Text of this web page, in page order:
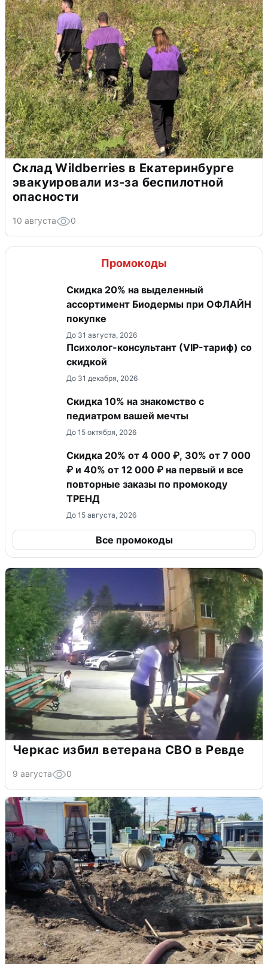
Склад Wildberries в Екатеринбурге
эвакуировали из-за беспилотной
опасности
10 августа 0
Промокоды
Скидка 20% на выделенный
ассортимент Биодермы при ОФЛАЙН
покупке
До 31 августа, 2026
Психолог-консультант (VIP-тариф) со
скидкой
До 31 декабря, 2026
Скидка 10% на знакомство с
педиатром вашей мечты
До 15 октября, 2026
Скидка 20% от 4 000 ₽, 30% от 7 000
₽ и 40% от 12 000 ₽ на первый и все
повторные заказы по промокоду
ТРЕНД
До 15 августа, 2026
Все промокоды
Черкас избил ветерана СВО в Ревде
9 августа 0